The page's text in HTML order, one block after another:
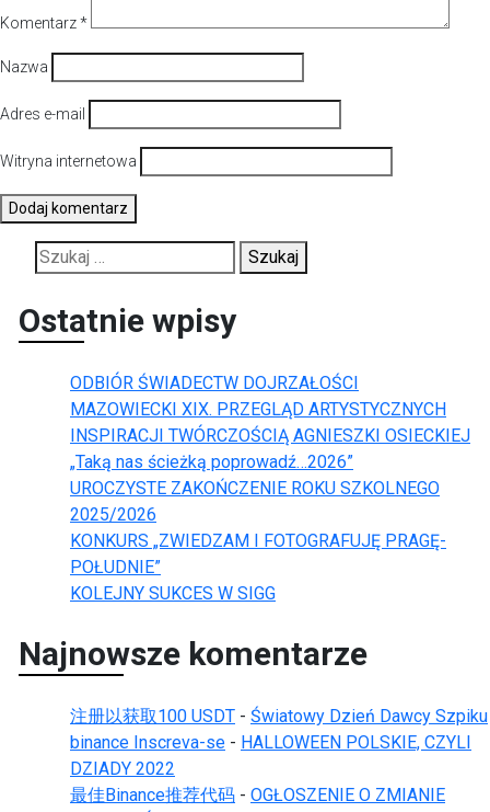
Komentarz*
Nazwa
Adres e-mail
Witryna internetowa
Szukaj:
Ostatnie wpisy
ODBIÓR ŚWIADECTW DOJRZAŁOŚCI
MAZOWIECKI XIX. PRZEGLĄD ARTYSTYCZNYCH
INSPIRACJI TWÓRCZOŚCIĄ AGNIESZKI OSIECKIEJ
„Taką nas ścieżką poprowadź…2026”
UROCZYSTE ZAKOŃCZENIE ROKU SZKOLNEGO
2025/2026
KONKURS „ZWIEDZAM I FOTOGRAFUJĘ PRAGĘ-
POŁUDNIE”
KOLEJNY SUKCES W SIGG
Najnowsze komentarze
注册以获取100 USDT - Światowy Dzień Dawcy Szpiku
binance Inscreva-se - HALLOWEEN POLSKIE, CZYLI
DZIADY 2022
最佳Binance推荐代码 - OGŁOSZENIE O ZMIANIE